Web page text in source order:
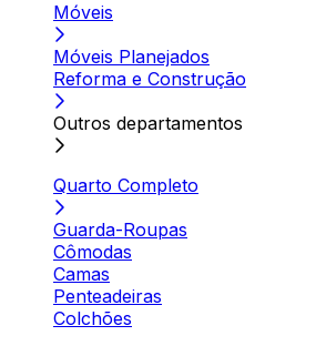
Móveis
Móveis Planejados
Reforma e Construção
Outros departamentos
Quarto Completo
Guarda-Roupas
Cômodas
Camas
Penteadeiras
Colchões